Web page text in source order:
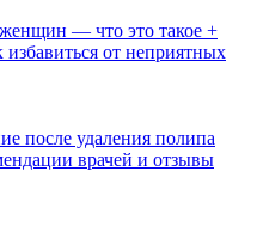
— что это такое +
от неприятных
после удаления полипа
врачей и отзывы